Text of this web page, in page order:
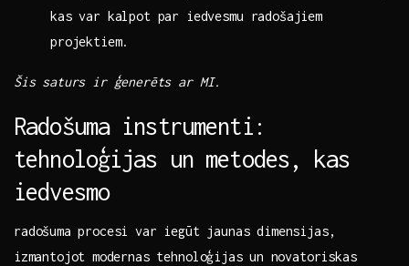
kas var kalpot par iedvesmu ‍radošajiem
projektiem.
Šis⁤ saturs ir ģenerēts ar MI.
Radošuma instrumenti:
tehnoloģijas un metodes, kas
iedvesmo
radošuma⁢ procesi⁤ var iegūt jaunas dimensijas,
⁣izmantojot ⁣modernas tehnoloģijas⁢ un ⁢novatoriskas